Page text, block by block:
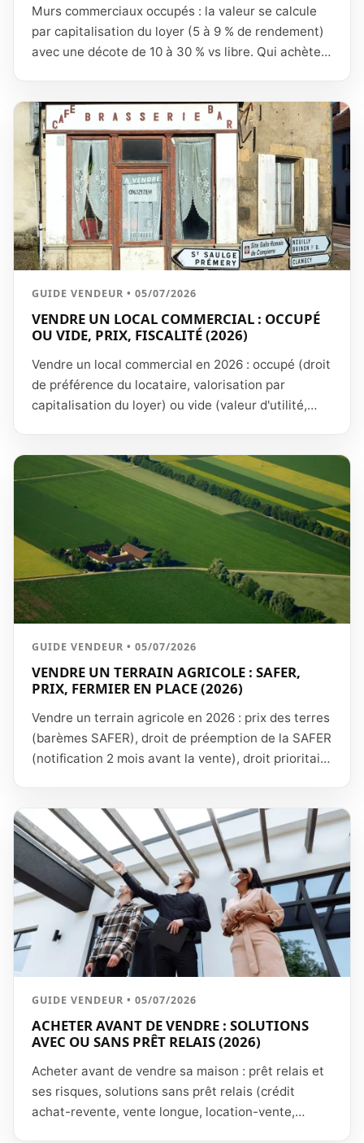
Murs commerciaux occupés : la valeur se calcule
par capitalisation du loyer (5 à 9 % de rendement)
avec une décote de 10 à 30 % vs libre. Qui achète,
GUIDE VENDEUR • 05/07/2026
VENDRE UN LOCAL COMMERCIAL : OCCUPÉ
OU VIDE, PRIX, FISCALITÉ (2026)
Vendre un local commercial en 2026 : occupé (droit
de préférence du locataire, valorisation par
capitalisation du loyer) ou vide (valeur d'utilité,
investisseur ou un exploitant.
GUIDE VENDEUR • 05/07/2026
VENDRE UN TERRAIN AGRICOLE : SAFER,
PRIX, FERMIER EN PLACE (2026)
Vendre un terrain agricole en 2026 : prix des terres
(barèmes SAFER), droit de préemption de la SAFER
(notification 2 mois avant la vente), droit prioritaire
GUIDE VENDEUR • 05/07/2026
ACHETER AVANT DE VENDRE : SOLUTIONS
AVEC OU SANS PRÊT RELAIS (2026)
Acheter avant de vendre sa maison : prêt relais et
ses risques, solutions sans prêt relais (crédit
achat-revente, vente longue, location-vente,